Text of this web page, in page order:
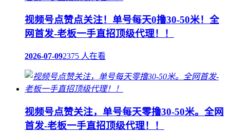
视频号点赞点关注！单号每天0撸30-50米！全
网首发-老板一手直招顶级代理！！
2026-07-092375 人在看
视频号点赞关注，单号每天零撸30-50米。全网
首发-老板一手直招顶级代理！！